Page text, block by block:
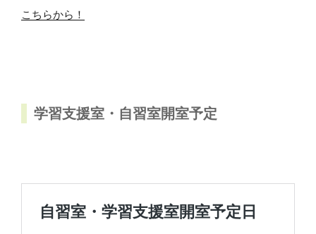
こちらから！
学習支援室・自習室開室予定